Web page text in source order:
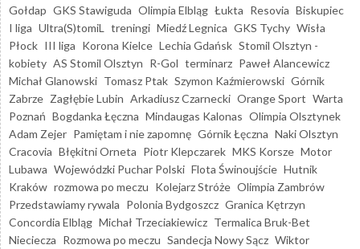
Gołdap GKS Stawiguda Olimpia Elbląg Łukta Resovia Biskupiec
I liga Ultra(S)tomiL treningi Miedź Legnica GKS Tychy Wisła
Płock III liga Korona Kielce Lechia Gdańsk Stomil Olsztyn -
kobiety AS Stomil Olsztyn R-Gol terminarz Paweł Alancewicz
Michał Glanowski Tomasz Ptak Szymon Kaźmierowski Górnik
Zabrze Zagłębie Lubin Arkadiusz Czarnecki Orange Sport Warta
Poznań Bogdanka Łęczna Mindaugas Kalonas Olimpia Olsztynek
Adam Zejer Pamiętam i nie zapomnę Górnik Łęczna Naki Olsztyn
Cracovia Błękitni Orneta Piotr Klepczarek MKS Korsze Motor
Lubawa Wojewódzki Puchar Polski Flota Świnoujście Hutnik
Kraków rozmowa po meczu Kolejarz Stróże Olimpia Zambrów
Przedstawiamy rywala Polonia Bydgoszcz Granica Kętrzyn
Concordia Elbląg Michał Trzeciakiewicz Termalica Bruk-Bet
Nieciecza Rozmowa po meczu Sandecja Nowy Sącz Wiktor